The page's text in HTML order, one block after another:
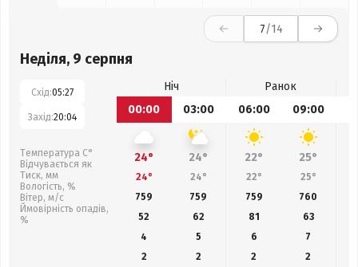
7/14
Неділя, 9 серпня
Схід:05:27
Захід:20:04
Температура С°
Відчувається як
Тиск, мм
Вологість, %
Вітер, м/с
Ймовірність опадів,
%
Ніч
Ранок
00:00
03:00 06:00 09:00
24° 24° 22° 25°
24° 24° 22° 25°
759
759 759 760
52
62 81 63
4
5 6
7
2
2 2 2